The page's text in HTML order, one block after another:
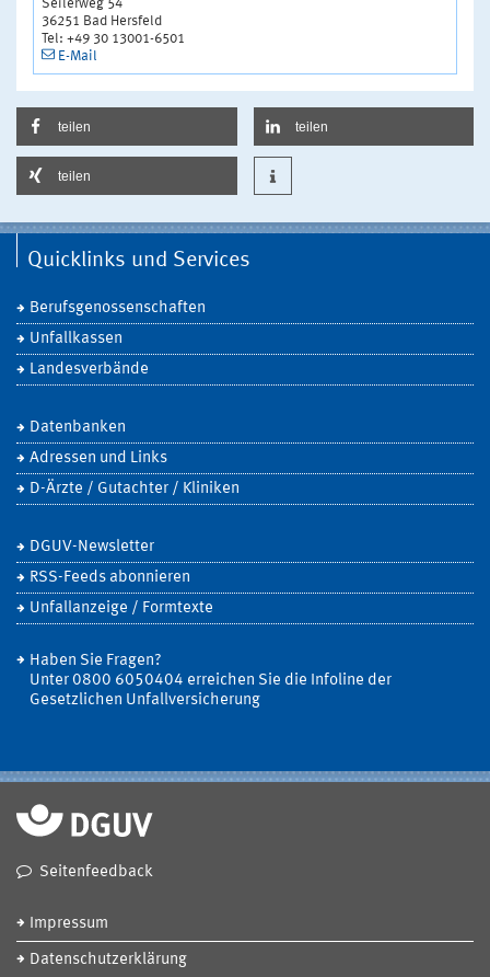
Seilerweg 54
36251 Bad Hersfeld
Tel: +49 30 13001-6501
E-Mail
teilen teilen
teilen
Quicklinks und Services
Berufsgenossenschaften
Unfallkassen
Landesverbände
Datenbanken
Adressen und Links
D-Ärzte / Gutachter / Kliniken
DGUV-Newsletter
RSS-Feeds abonnieren
Unfallanzeige / Formtexte
Haben Sie Fragen?
Unter 0800 6050404 erreichen Sie die Infoline der
Gesetzlichen Unfallversicherung
Seitenfeedback
Impressum
Datenschutzerklärung